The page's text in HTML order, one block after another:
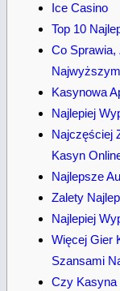
Ice Casino
Top 10
Co Sprawia,
Kasynowa
Najlepiej
Najczęściej
Kasyn
Najlepsze
Zalety
Najlepiej
Więcej Gier
Szansami
Czy Kasyna